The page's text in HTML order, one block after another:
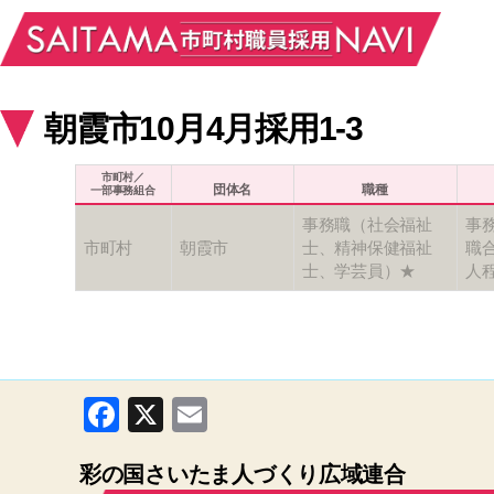
朝霞市10月4月採用1-3
市町村／
一部事務組合
団体名 職種
市町村 朝霞市
事務職（社会福祉
士、精神保健福祉
士、学芸員）★
事
職
人
F
c
X
ail
彩の国さいたま人づくり広域連合